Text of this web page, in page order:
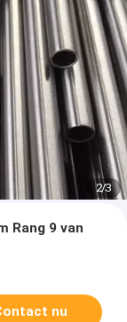
2/3
Rang 9 van
nu